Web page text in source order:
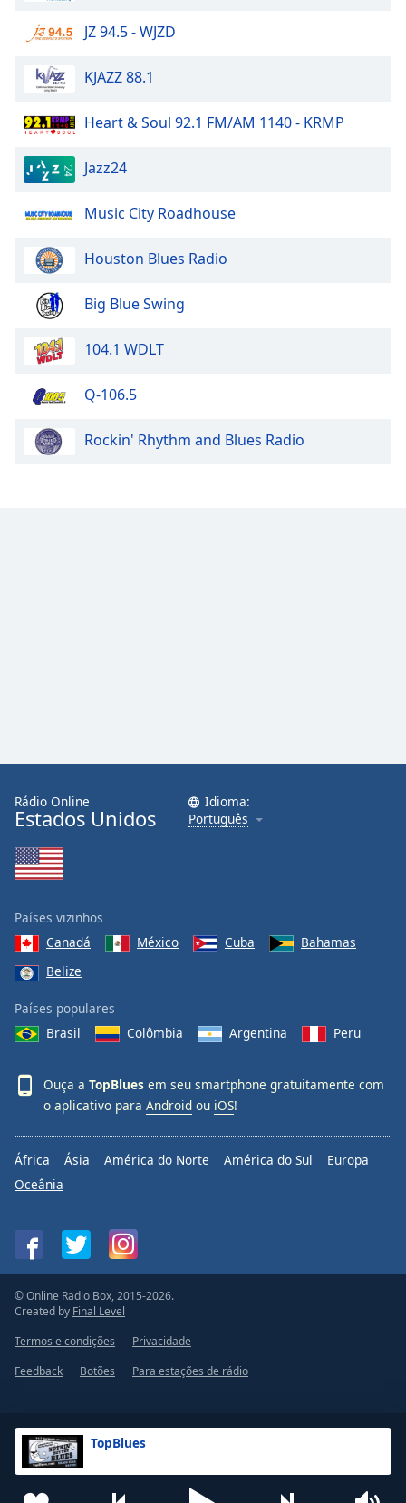
TopBlues
JZ 94.5 - WJZD
KJAZZ 88.1
Heart & Soul 92.1 FM/AM 1140 - KRMP
Jazz24
Music City Roadhouse
Houston Blues Radio
Big Blue Swing
104.1 WDLT
Q-106.5
Rockin' Rhythm and Blues Radio
Rádio Online
Estados Unidos
Idioma:
Português
Países vizinhos
Canadá
México Cuba
Bahamas
Belize
Países populares
Brasil
Colômbia Argentina Peru
Ouça a TopBlues em seu smartphone gratuitamente com
o aplicativo para Android ou iOS!
África Ásia América do Norte América do Sul
Europa
Oceânia
© Online Radio Box, 2015-2026.
Created by Final Level
Termos e condições
Privacidade
Feedback
Botões Para estações de rádio